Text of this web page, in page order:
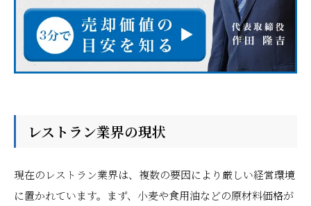
レストラン業界の現状
現在のレストラン業界は、複数の要因により厳しい経営環境
に置かれています。まず、小麦や食用油などの原材料価格が